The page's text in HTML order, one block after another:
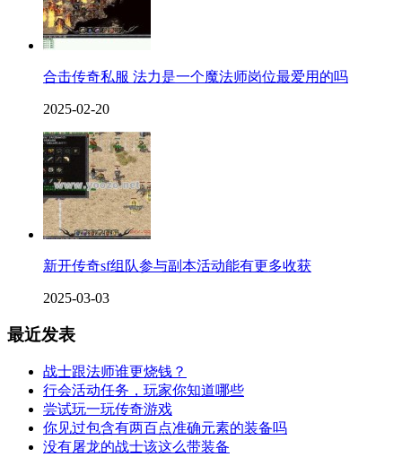
合击传奇私服 法力是一个魔法师岗位最爱用的吗
2025-02-20
新开传奇sf组队参与副本活动能有更多收获
2025-03-03
最近发表
战士跟法师谁更烧钱？
行会活动任务，玩家你知道哪些
尝试玩一玩传奇游戏
你见过包含有两百点准确元素的装备吗
没有屠龙的战士该这么带装备